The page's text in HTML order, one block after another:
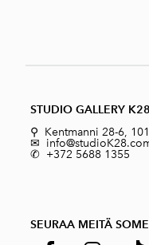
STUDIO GALLERY K28
⚲ Kentmanni 28-6,
✉
✆ +372 5688 1355
SEURAA MEITÄ